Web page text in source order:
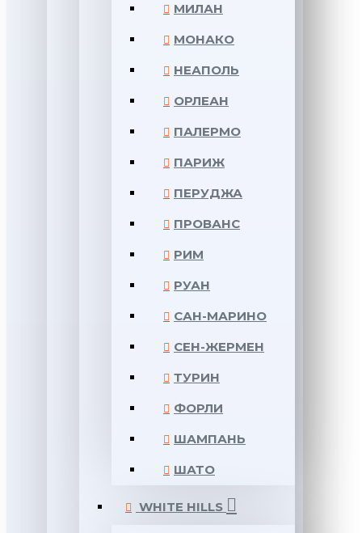
МИЛАН
МОНАКО
НЕАПОЛЬ
ОРЛЕАН
ПАЛЕРМО
ПАРИЖ
ПЕРУДЖА
ПРОВАНС
РИМ
РУАН
САН-МАРИНО
СЕН-ЖЕРМЕН
ТУРИН
ФОРЛИ
ШАМПАНЬ
ШАТО
WHITE HILLS